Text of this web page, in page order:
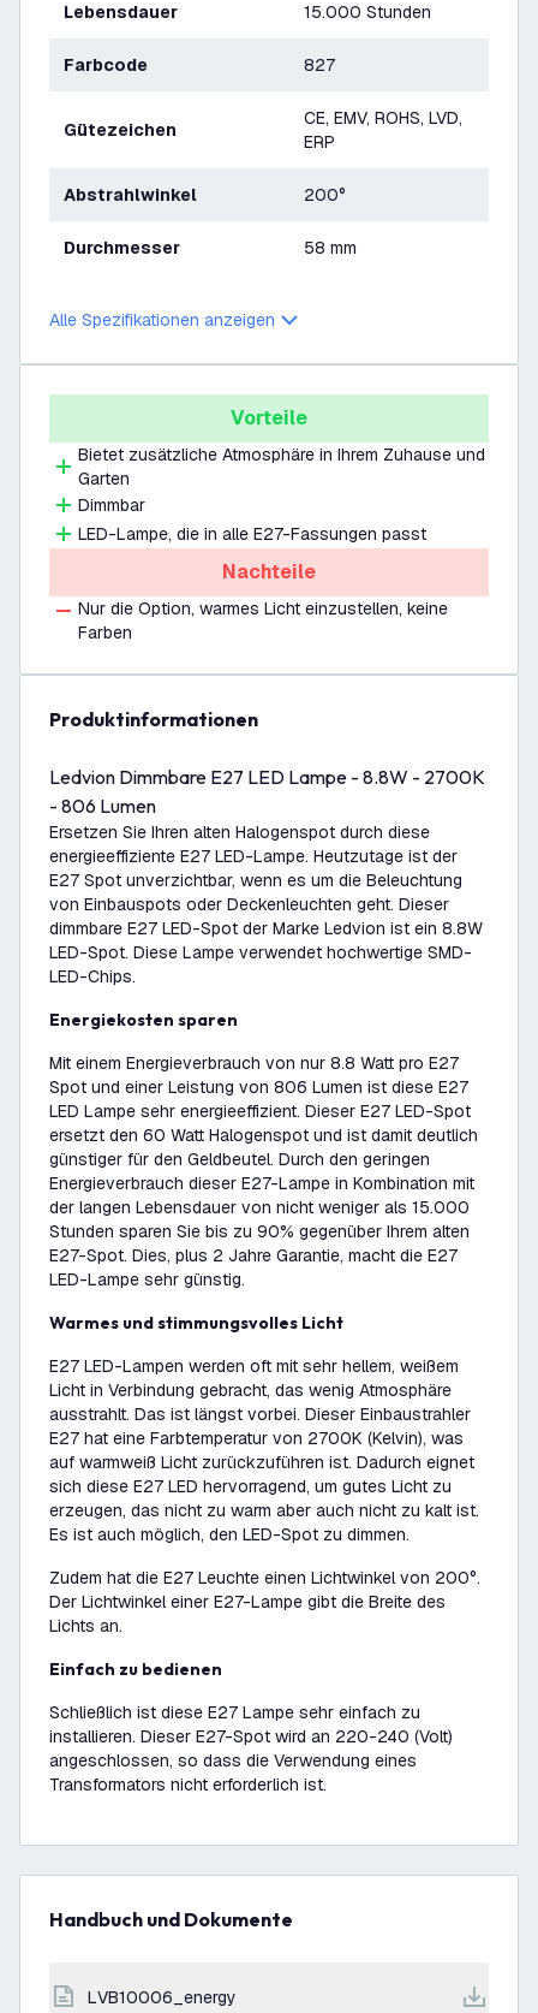
Lebensdauer 15.000 Stunden
Farbcode 827
Gütezeichen
CE, EMV, ROHS, LVD,
ERP
Abstrahlwinkel 200°
Durchmesser 58 mm
Alle Spezifikationen anzeigen
Vorteile
Bietet zusätzliche Atmosphäre in Ihrem Zuhause und
Garten
Dimmbar
LED-Lampe, die in alle E27-Fassungen passt
Nachteile
Nur die Option, warmes Licht einzustellen, keine
Farben
Produktinformationen
Ledvion Dimmbare E27 LED Lampe - 8.8W - 2700K
- 806 Lumen
Ersetzen Sie Ihren alten Halogenspot durch diese
energieeffiziente E27 LED-Lampe. Heutzutage ist der
E27 Spot unverzichtbar, wenn es um die Beleuchtung
von Einbauspots oder Deckenleuchten geht. Dieser
dimmbare E27 LED-Spot der Marke Ledvion ist ein 8.8W
LED-Spot. Diese Lampe verwendet hochwertige SMD-
LED-Chips.
Energiekosten sparen
Mit einem Energieverbrauch von nur 8.8 Watt pro E27
Spot und einer Leistung von 806 Lumen ist diese E27
LED Lampe sehr energieeffizient. Dieser E27 LED-Spot
ersetzt den 60 Watt Halogenspot und ist damit deutlich
günstiger für den Geldbeutel. Durch den geringen
Energieverbrauch dieser E27-Lampe in Kombination mit
der langen Lebensdauer von nicht weniger als 15.000
Stunden sparen Sie bis zu 90% gegenüber Ihrem alten
E27-Spot. Dies, plus 2 Jahre Garantie, macht die E27
LED-Lampe sehr günstig.
Warmes und stimmungsvolles Licht
E27 LED-Lampen werden oft mit sehr hellem, weißem
Licht in Verbindung gebracht, das wenig Atmosphäre
ausstrahlt. Das ist längst vorbei. Dieser Einbaustrahler
E27 hat eine Farbtemperatur von 2700K (Kelvin), was
auf warmweiß Licht zurückzuführen ist. Dadurch eignet
sich diese E27 LED hervorragend, um gutes Licht zu
erzeugen, das nicht zu warm aber auch nicht zu kalt ist.
Es ist auch möglich, den LED-Spot zu dimmen.
Zudem hat die E27 Leuchte einen Lichtwinkel von 200°.
Der Lichtwinkel einer E27-Lampe gibt die Breite des
Lichts an.
Einfach zu bedienen
Schließlich ist diese E27 Lampe sehr einfach zu
installieren. Dieser E27-Spot wird an 220-240 (Volt)
angeschlossen, so dass die Verwendung eines
Transformators nicht erforderlich ist.
Handbuch und Dokumente
LVB10006_energy